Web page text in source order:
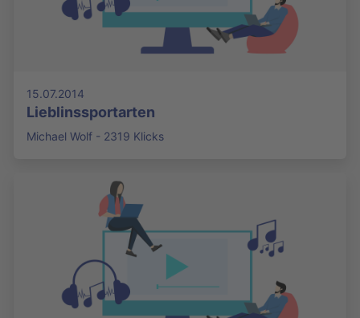
15.07.2014
Lieblinssportarten
Michael Wolf - 2319 Klicks